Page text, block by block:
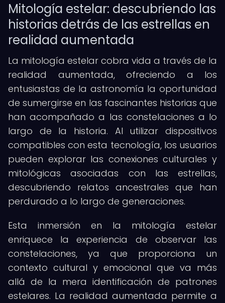
Mitología estelar: descubriendo las
historias detrás de las estrellas en
realidad aumentada
La mitología estelar cobra vida a través de la
realidad aumentada, ofreciendo a los
entusiastas de la astronomía la oportunidad
de sumergirse en las fascinantes historias que
han acompañado a las constelaciones a lo
largo de la historia. Al utilizar dispositivos
compatibles con esta tecnología, los usuarios
pueden explorar las conexiones culturales y
mitológicas asociadas con las estrellas,
descubriendo relatos ancestrales que han
perdurado a lo largo de generaciones.
Esta inmersión en la mitología estelar
enriquece la experiencia de observar las
constelaciones, ya que proporciona un
contexto cultural y emocional que va más
allá de la mera identificación de patrones
estelares. La realidad aumentada permite a